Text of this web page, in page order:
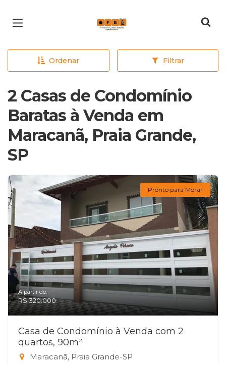
Página inicial
Ordenar Filtrar
2 Casas de Condomínio
Baratas à Venda em
Maracanã, Praia Grande,
SP
Pronto para Morar
A partir de:
R$ 320.000
Casa de Condomínio à Venda com 2
quartos, 90m²
Maracanã, Praia Grande-SP